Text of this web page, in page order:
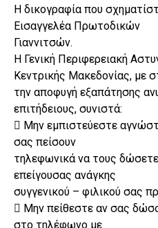
Η δικογραφία που
Εισαγγελέα Πρωτοδικών
Γιαννιτσών.
Η Γενική Περιφερειακή
Κεντρικής Μακεδονίας, με
την αποφυγή εξαπάτησης
επιτήδειους, συνιστά:
 Μην εμπιστεύεστε
σας πείσουν
τηλεφωνικά να τους
επείγουσας ανάγκης
συγγενικού – φιλικού σας
 Μην πείθεστε αν σας
στο τηλέφωνο με